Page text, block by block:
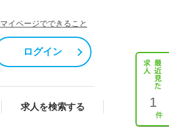
マイページでできること
ログイン
求人を検索する 1